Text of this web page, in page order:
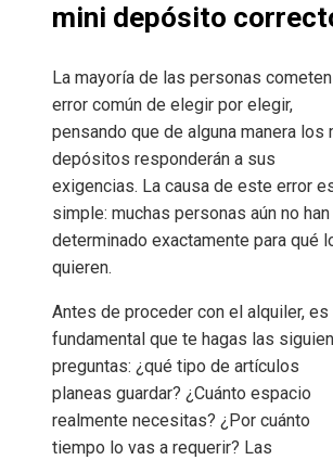
mini depósito
La mayoría de las personas cometen
error común de elegir por elegir,
pensando que de alguna manera los
depósitos responderán a sus
exigencias. La causa de este error
simple: muchas personas aún no han
determinado exactamente para qué
quieren.
Antes de proceder con el alquiler, es
fundamental que te hagas las
preguntas: ¿qué tipo de artículos
planeas guardar? ¿Cuánto espacio
realmente necesitas? ¿Por cuánto
tiempo lo vas a requerir? Las